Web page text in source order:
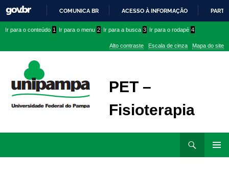
PARA
CONTEÚDO
COMUNICA BR ACESSO À INFORMAÇÃO
conteúdo
menu
superior
menu
Ir para o conteúdo 1 Ir para o menu 2 Ir para a busca 3 Ir para o rodapé 4
Alto contraste Escala de cinza Mapa do site
PET –
Fisioterapia